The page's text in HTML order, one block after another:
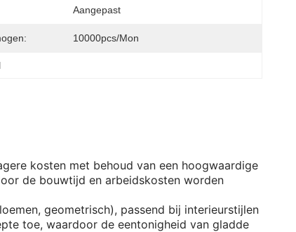
Aangepast
10000pcs/mon
kosten met behoud van een hoogwaardige
de bouwtijd en arbeidskosten worden
geometrisch), passend bij interieurstijlen
toe, waardoor de eentonigheid van gladde